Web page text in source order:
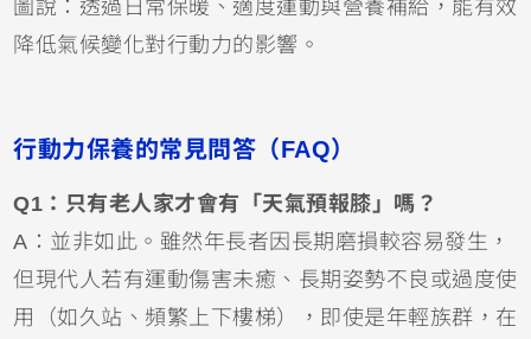
圖說：透過日常保暖、適度運動與營養補給，能有效
降低氣候變化對行動力的影響。
行動力保養的常見問答（FAQ）
Q1：只有老人家才會有「天氣預報膝」嗎？
A：並非如此。雖然年長者因長期磨損較容易發生，
但現代人若有運動傷害未癒、長期姿勢不良或過度使
用（如久站、頻繁上下樓梯），即使是年輕族群，在